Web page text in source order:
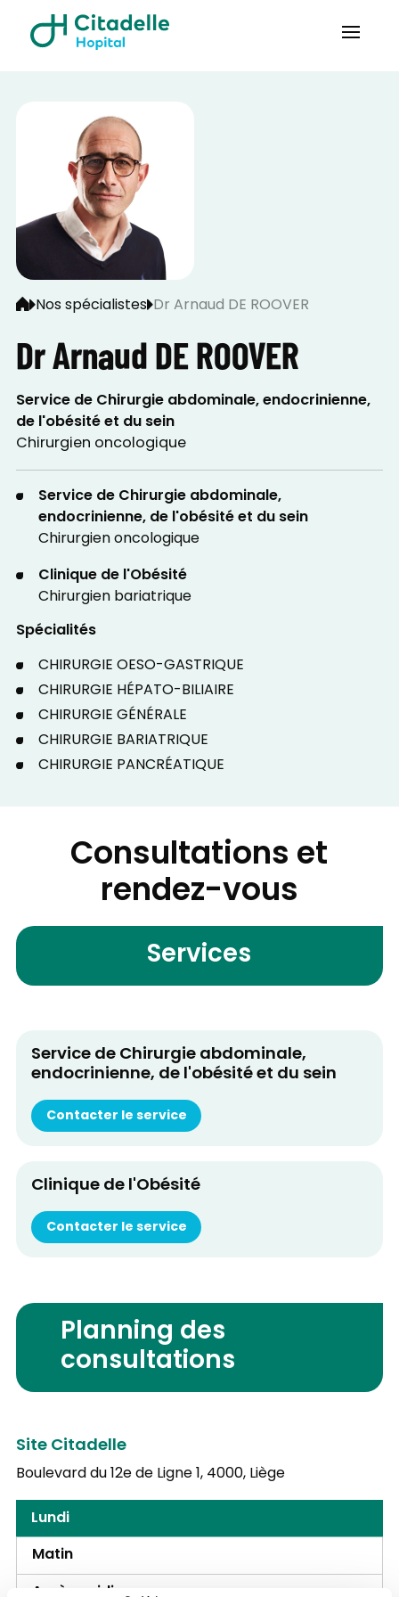
Nos spécialistes Dr Arnaud DE ROOVER
Dr Arnaud DE ROOVER
Service de Chirurgie abdominale, endocrinienne,
de l'obésité et du sein
Chirurgien oncologique
Service de Chirurgie abdominale,
endocrinienne, de l'obésité et du sein
Chirurgien oncologique
Clinique de l'Obésité
Chirurgien bariatrique
Spécialités
CHIRURGIE OESO-GASTRIQUE
CHIRURGIE HÉPATO-BILIAIRE
CHIRURGIE GÉNÉRALE
CHIRURGIE BARIATRIQUE
CHIRURGIE PANCRÉATIQUE
Consultations et
rendez-vous
Services
Service de Chirurgie abdominale,
endocrinienne, de l'obésité et du sein
Contacter le service
Clinique de l'Obésité
Contacter le service
Planning des
consultations
Site Citadelle
Boulevard du 12e de Ligne 1,4000, Liège
Lundi
Matin